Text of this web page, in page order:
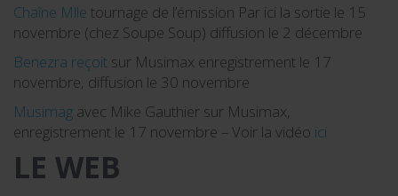
Chaîne Mlle tournage de l’émission Par ici la sortie le 15
novembre (chez Soupe Soup) diffusion le 2 décembre
Benezra reçoit sur Musimax enregistrement le 17
novembre, diffusion le 30 novembre
Musimag avec Mike Gauthier sur Musimax,
enregistrement le 17 novembre – Voir la vidéo ici
LE WEB